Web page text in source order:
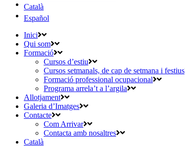
Català
Español
Inici
Qui som
Formació
Cursos d’estiu
Cursos setmanals, de cap de setmana i festius
Formació professional ocupacional
Programa arrela’t a l’argila
Allotjament
Galeria d’Imatges
Contacte
Com Arrivar
Contacta amb nosaltres
Català